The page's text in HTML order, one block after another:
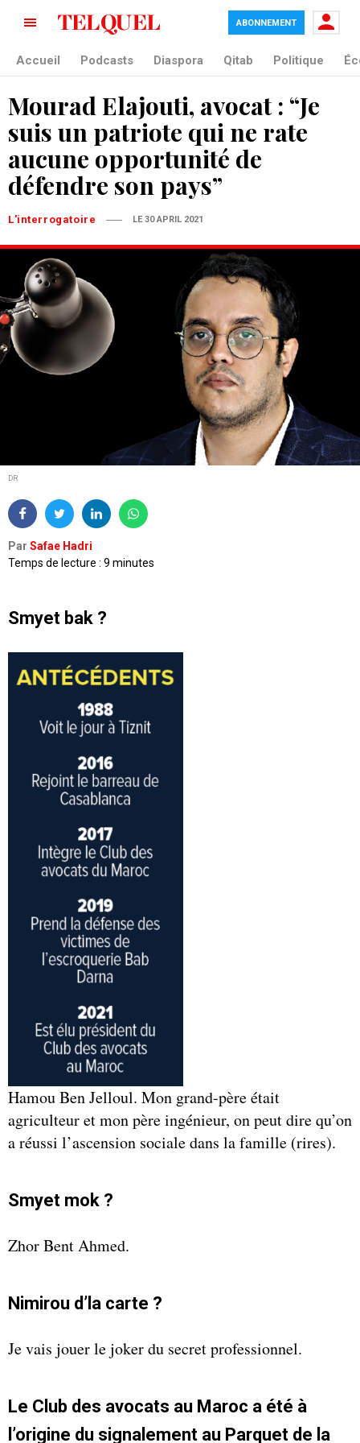
ABONNEMENT
Accueil Podcasts Diaspora Qitab Politique
Mourad Elajouti, avocat : “Je
suis un patriote qui ne rate
aucune opportunité de
défendre son pays”
L'interrogatoire LE 30 APRIL 2021
DR
Par Safae Hadri
Temps de lecture : 9 minutes
Smyet bak ?
Hamou Ben Jelloul. Mon grand-père était
agriculteur et mon père ingénieur, on peut dire qu’on
a réussi l’ascension sociale dans la famille (rires).
Smyet mok ?
Zhor Bent Ahmed.
Nimirou d’la carte ?
Je vais jouer le joker du secret professionnel.
Le Club des avocats au Maroc a été à
l’origine du signalement au Parquet de la